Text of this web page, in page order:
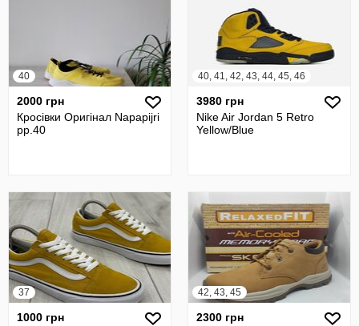
40
2000 грн
Кросівки Оригінал Napapijri
рр.40
40, 41, 42, 43, 44, 45, 46
3980 грн
Nike Air Jordan 5 Retro
Yellow/Blue
37
1000 грн
42, 43, 45
2300 грн